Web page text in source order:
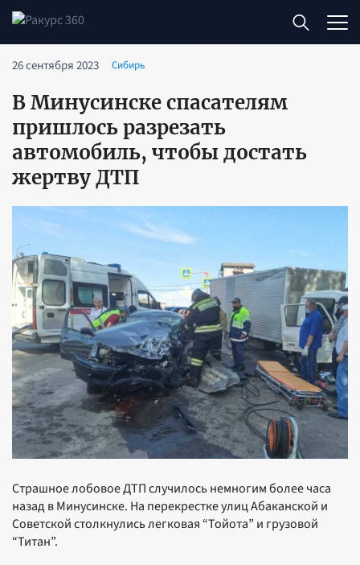
26 сентября 2023 Сибирь
В Минусинске спасателям
пришлось разрезать
автомобиль, чтобы достать
жертву ДТП
Страшное лобовое ДТП случилось немногим более часа
назад в Минусинске. На перекрестке улиц Абаканской и
Советской столкнулись легковая “Тойота” и грузовой
“Титан”.